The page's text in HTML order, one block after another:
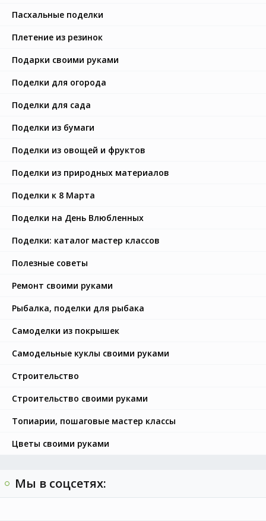
Пасхальные поделки
Плетение из резинок
Подарки своими руками
Поделки для огорода
Поделки для сада
Поделки из бумаги
Поделки из овощей и фруктов
Поделки из природных материалов
Поделки к 8 Марта
Поделки на День Влюбленных
Поделки: каталог мастер классов
Полезные советы
Ремонт своими руками
Рыбалка, поделки для рыбака
Самоделки из покрышек
Самодельные куклы своими руками
Строительство
Строительство своими руками
Топиарии, пошаговые мастер классы
Цветы своими руками
Мы в соцсетях: